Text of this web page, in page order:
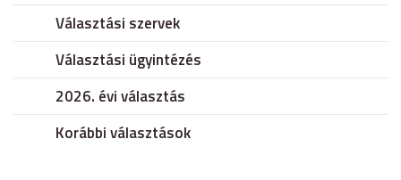
Választási szervek
Választási ügyintézés
2026. évi választás
Korábbi választások